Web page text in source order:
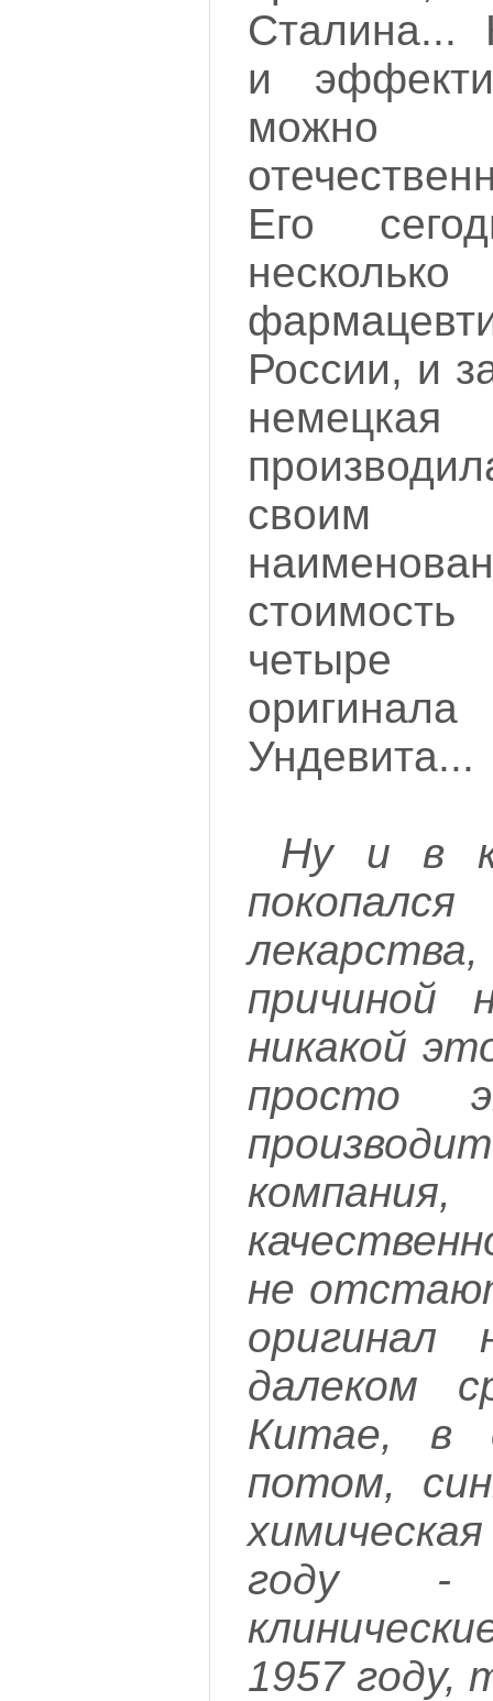
Сталина...
и
можно
Его
несколько
России, и
своим
Ундевита...
Ну и в
причиной
никакой
просто
не
оригинал
далеком
Китае, в
потом,
году -
1957 году,